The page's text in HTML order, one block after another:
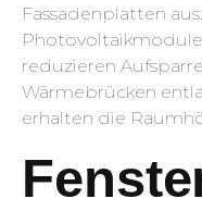
Fassadenplatten
reduzieren
Wärmebrücken
erhalten die